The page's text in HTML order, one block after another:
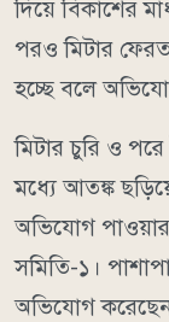
দিয়ে বিকাশের
পরও মিটার
হচ্ছে বলে
মিটার চুরি ও
মধ্যে আতঙ্ক
অভিযোগ পাওয়ার
সমিতি-১।
অভিযোগ